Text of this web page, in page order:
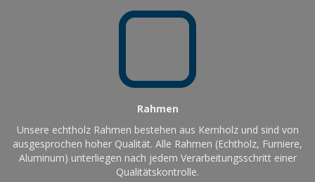
Rahmen
Unsere echtholz Rahmen bestehen aus Kernholz und sind von
ausgesprochen hoher Qualität. Alle Rahmen (Echtholz, Furniere,
Aluminum) unterliegen nach jedem Verarbeitungsschritt einer
Qualitätskontrolle.